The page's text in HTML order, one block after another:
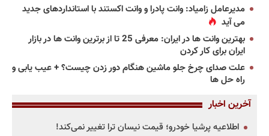
مدیرعامل زامیاد: وانت پادرا و وانت اکستند با استانداردهای جدید
می آید
بهترین وانت ها در ایران: معرفی 25 تا از برترین وانت ها در بازار
ایران برای کار کردن
علت صدای چرخ جلو ماشین هنگام دور زدن چیست؟ + عیب یابی و
راه حل ها
آخرین اخبار
اطلاعیه پرشیا خودرو؛ قیمت نیسان ترا تغییر نمی‌کند!